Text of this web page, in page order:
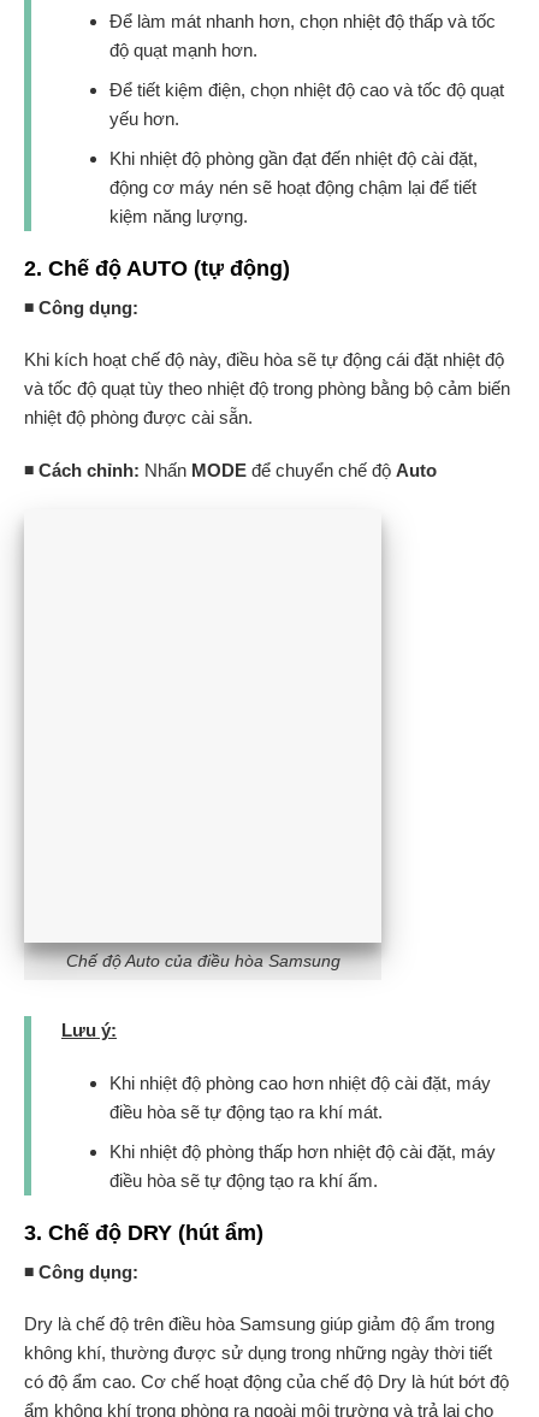
Để làm mát nhanh hơn, chọn nhiệt độ thấp và tốc
độ quạt mạnh hơn.
Để tiết kiệm điện, chọn nhiệt độ cao và tốc độ quạt
yếu hơn.
Khi nhiệt độ phòng gần đạt đến nhiệt độ cài đặt,
động cơ máy nén sẽ hoạt động chậm lại để tiết
kiệm năng lượng.
2. Chế độ AUTO (tự động)
◾ Công dụng:
Khi kích hoạt chế độ này, điều hòa sẽ tự động cái đặt nhiệt độ
và tốc độ quạt tùy theo nhiệt độ trong phòng bằng bộ cảm biến
nhiệt độ phòng được cài sẵn.
◾ Cách chỉnh: Nhấn MODE để chuyển chế độ Auto
Chế độ Auto của điều hòa Samsung
Lưu ý:
Khi nhiệt độ phòng cao hơn nhiệt độ cài đặt, máy
điều hòa sẽ tự động tạo ra khí mát.
Khi nhiệt độ phòng thấp hơn nhiệt độ cài đặt, máy
điều hòa sẽ tự động tạo ra khí ấm.
3. Chế độ DRY (hút ẩm)
◾ Công dụng:
Dry là chế độ trên điều hòa Samsung giúp giảm độ ẩm trong
không khí, thường được sử dụng trong những ngày thời tiết
có độ ẩm cao. Cơ chế hoạt động của chế độ Dry là hút bớt độ
ẩm không khí trong phòng ra ngoài môi trường và trả lại cho